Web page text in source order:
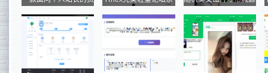
源下载、...
统
码